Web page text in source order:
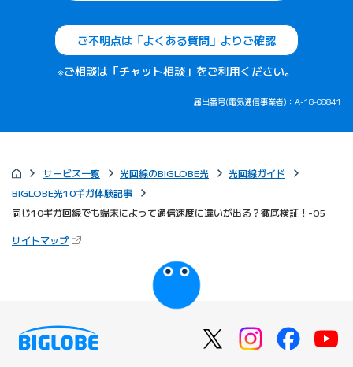
ご不明点は「よくある質問」よりご確認
※ご相談は「チャット相談」をご利用ください。
届出番号(電気通信事業者)：A-18-08841
サービス一覧 光回線のBIGLOBE光
光回線ガイド
BIGLOBE光10ギガ体験記事
同じ10ギガ回線でも端末によって通信速度に違いが出る？徹底検証！-05
サイトマップ（新しいタブで開きます）